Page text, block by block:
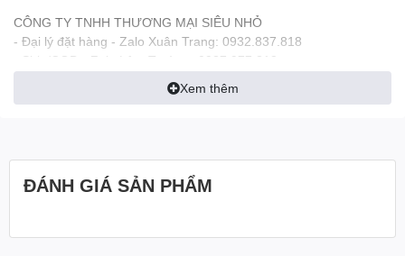
CÔNG TY TNHH THƯƠNG MẠI SIÊU NHỎ
- Đại lý đặt hàng - Zalo Xuân Trang: 0932.837.818
- Ship/COD - Zalo Lâm Trường: 0937.977.818
Kho: 337/1 Lạc Long Quân, P5, Q11, TP.HCM
Giờ làm việc: 8h-12h+13h30-17h30 ( trừ Chủ nhật, Ngày lễ nghỉ)
Xem thêm
ĐÁNH GIÁ SẢN PHẨM